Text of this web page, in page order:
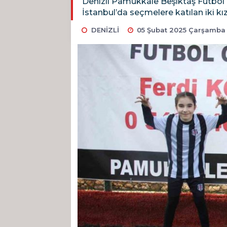
İstanbul’da seçmelere katılan iki
DENİZLİ 05 Şubat 2025 Çarşamba